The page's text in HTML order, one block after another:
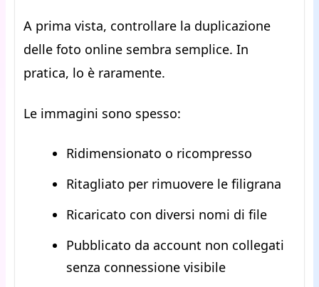
A prima vista, controllare la duplicazione
delle foto online sembra semplice. In
pratica, lo è raramente.
Le immagini sono spesso:
Ridimensionato o ricompresso
Ritagliato per rimuovere le filigrana
Ricaricato con diversi nomi di file
Pubblicato da account non collegati
senza connessione visibile